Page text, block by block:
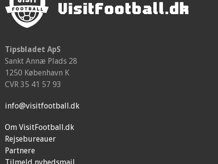
Tipsbladet ApS
Sankt Annæ Plads 28
1250 København K
CVR 35 41 57 93
info@visitfootball.dk
Om VisitFootball.dk
Rejsebureauer
Partnere